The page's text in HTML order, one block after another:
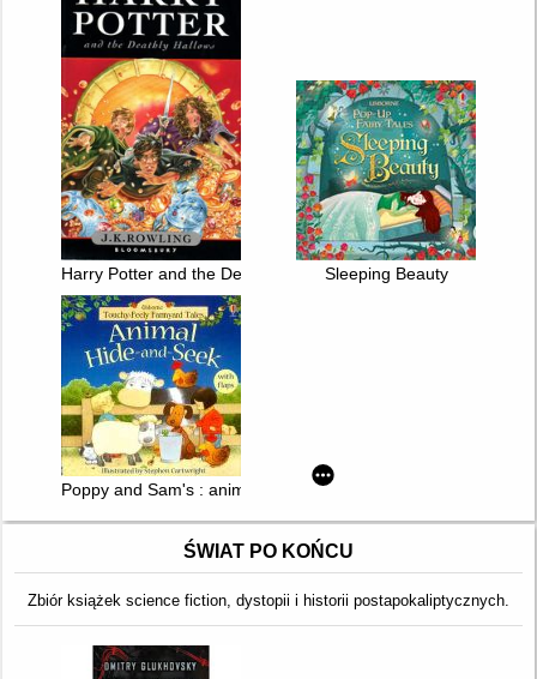
Harry Potter and the Deathly HallowsSleeping Beauty
Poppy and Sam's : animal hide-and-seek
ŚWIAT PO KOŃCU
Zbiór książek science fiction, dystopii i historii postapokaliptycznych.